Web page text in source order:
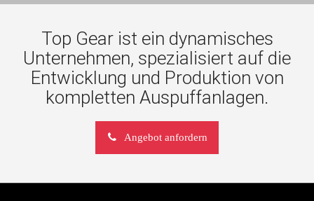
Top Gear ist ein dynamisches
Unternehmen, spezialisiert auf die
Entwicklung und Produktion von
kompletten Auspuffanlagen.
Angebot anfordern